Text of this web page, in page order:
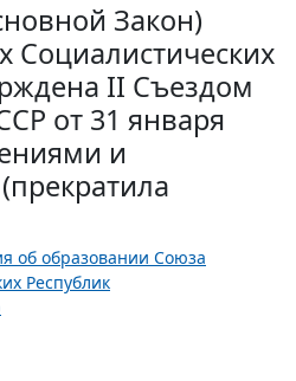
Закон)
Социалистических
II Съездом
от 31 января
и
об образовании Союза
Республик